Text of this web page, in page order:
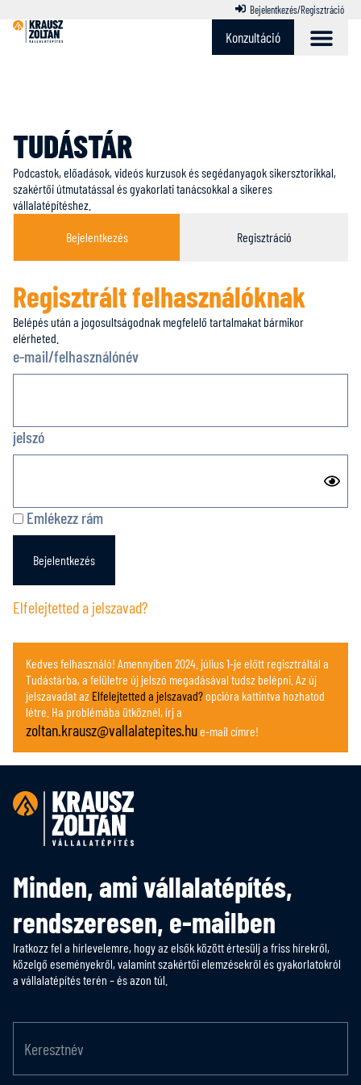
Bejelentkezés/Regisztráció
Konzultáció
TUDÁSTÁR
Podcastok, előadások, videós kurzusok és segédanyagok sikersztorikkal,
szakértői útmutatással és gyakorlati tanácsokkal a sikeres
vállalatépítéshez.
Bejelentkezés Regisztráció
Regisztrált felhasználóknak
Belépés után a jogosultságodnak megfelelő tartalmakat bármikor
elérheted.
e-mail/felhasználónév
jelszó
Emlékezz rám
Elfelejtetted a jelszavad?
Kedves felhasználó! Amennyiben 2024. július 1-je előtt regisztráltál a
Tudástárba, a felületre új jelszó megadásával tudsz belépni. Az új
jelszavadat az Elfelejtetted a jelszavad?opcióra kattintva hozhatod
létre. Ha problémába ütköznél, írj a
zoltan.krausz@vallalatepites.hue-mail címre!
Regisztráció
Szeretnél többet tudni arról, hogyan építhetsz
sikeresen vállalatot?
Vezetéknév
Keresztnév
E-mail cím
Jelszó
Hírlevél
Szeretnék értesülni a legfrissebb vállalatépítési cikkekről, hírekről
Adatkezelési jóváhagyás
Elfogadom az Adatkezelési tájékoztatóban foglaltakat.
Minden, ami vállalatépítés,
rendszeresen, e-mailben
Iratkozz fel a hírlevelemre, hogy az elsők között értesülj a friss hírekről,
közelgő eseményekről, valamint szakértői elemzésekről és gyakorlatokról
a vállalatépítés terén – és azon túl.